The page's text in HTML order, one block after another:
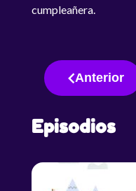
cumpleañera.
Anterior
Episodios